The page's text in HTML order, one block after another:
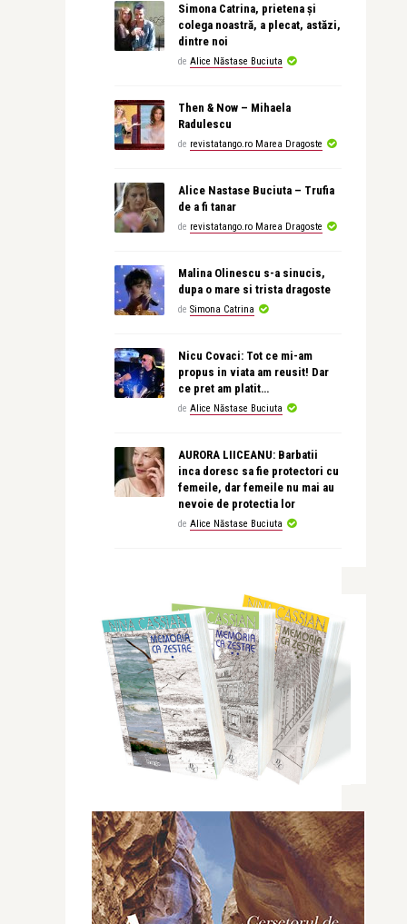
Simona Catrina, prietena și
colega noastră, a plecat, astăzi,
dintre noi
de Alice Năstase Buciuta
Then & Now – Mihaela
Radulescu
de revistatango.ro Marea Dragoste
Alice Nastase Buciuta – Trufia
de a fi tanar
de revistatango.ro Marea Dragoste
Malina Olinescu s-a sinucis,
dupa o mare si trista dragoste
de Simona Catrina
Nicu Covaci: Tot ce mi-am
propus in viata am reusit! Dar
ce pret am platit…
de Alice Năstase Buciuta
AURORA LIICEANU: Barbatii
inca doresc sa fie protectori cu
femeile, dar femeile nu mai au
nevoie de protectia lor
de Alice Năstase Buciuta